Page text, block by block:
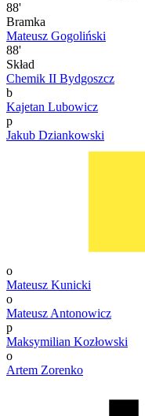
88'
Bramka
Mateusz Gogoliński
88'
Skład
Chemik II Bydgoszcz
b
Kajetan Lubowicz
p
Jakub Dziankowski
o
Mateusz Kunicki
o
Mateusz Antonowicz
p
Maksymilian Kozłowski
o
Artem Zorenko